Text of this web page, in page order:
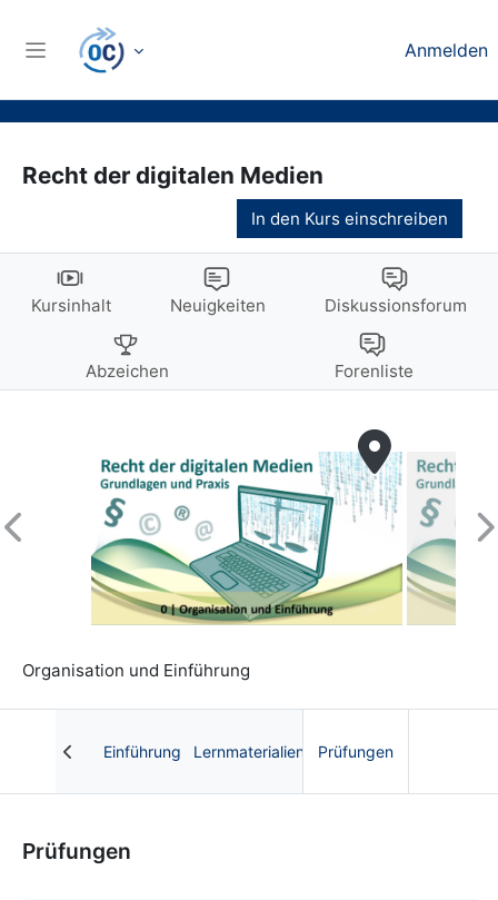
Website-Übersicht
Anmelden
Recht der digitalen Medien
In den Kurs einschreiben
Kursinhalt Neuigkeiten Diskussionsforum
Abzeichen Forenliste
Organisation und Einführung
Einführung Lernmaterialien Prüfungen
Prüfungen